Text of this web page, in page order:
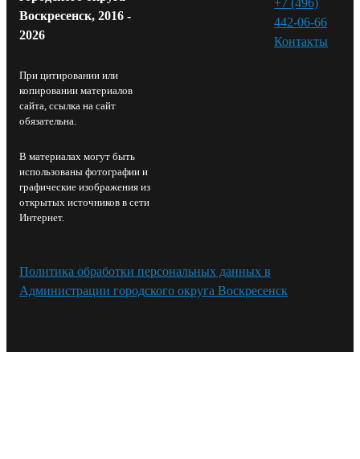
Воскресенск, 2016 -
2026
При цитировании или
копировании материалов
сайта, ссылка на сайт
обязательна.
В материалах могут быть
использованы фотографии и
графические изображения из
открытых источников в сети
Интернет.
442-06-66
Контакты⁠
Политика обработки персональных данных в
Администрации городского округа Воскресенск